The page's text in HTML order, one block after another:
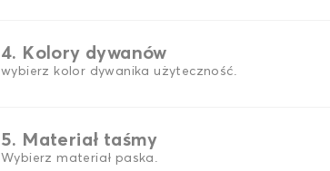
4. Kolory dywanów
wybierz kolor dywanika użyteczność.
5. Materiał taśmy
Wybierz materiał paska.